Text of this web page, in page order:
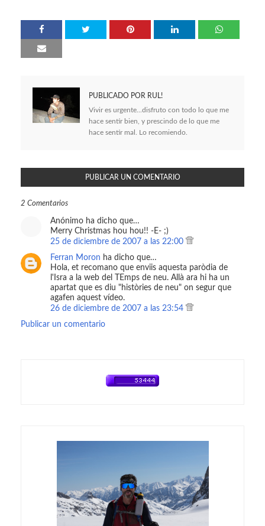
PUBLICADO POR RUL!
Vivir es urgente...disfruto con todo lo que me
hace sentir bien, y prescindo de lo que me
hace sentir mal. Lo recomiendo.
PUBLICAR UN COMENTARIO
2 Comentarios
Anónimo ha dicho que…
Merry Christmas hou hou!! -E- ;)
25 de diciembre de 2007 a las 22:00
Ferran Moron ha dicho que…
Hola, et recomano que enviis aquesta paròdia de
l'Isra a la web del TEmps de neu. Allà ara hi ha un
apartat que es diu "històries de neu" on segur que
agafen aquest vídeo.
26 de diciembre de 2007 a las 23:54
Publicar un comentario